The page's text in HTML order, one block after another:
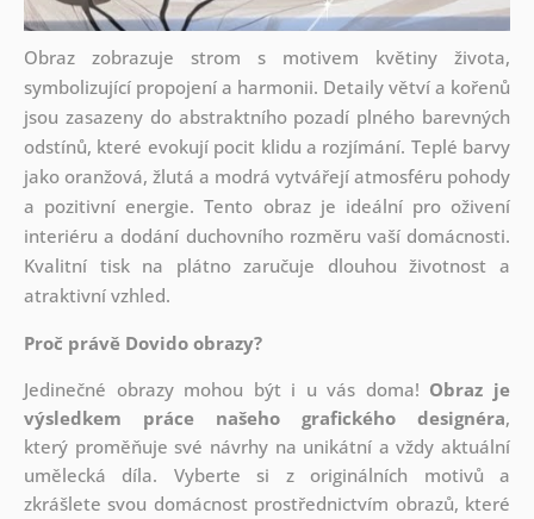
Obraz zobrazuje strom s motivem květiny života,
symbolizující propojení a harmonii. Detaily větví a kořenů
jsou zasazeny do abstraktního pozadí plného barevných
odstínů, které evokují pocit klidu a rozjímání. Teplé barvy
jako oranžová, žlutá a modrá vytvářejí atmosféru pohody
a pozitivní energie. Tento obraz je ideální pro oživení
interiéru a dodání duchovního rozměru vaší domácnosti.
Kvalitní tisk na plátno zaručuje dlouhou životnost a
atraktivní vzhled.
Proč právě Dovido obrazy?
Jedinečné obrazy mohou být i u vás doma! Obraz je
výsledkem práce našeho grafického designéra,
který proměňuje své návrhy na unikátní a vždy aktuální
umělecká díla. Vyberte si z originálních motivů a
zkrášlete svou domácnost prostřednictvím obrazů, které